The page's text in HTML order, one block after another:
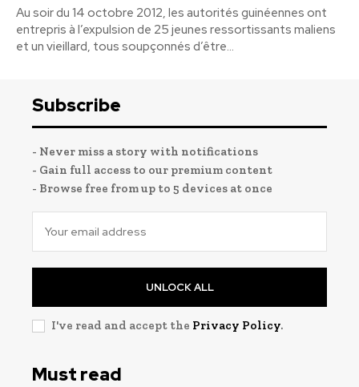
Au soir du 14 octobre 2012, les autorités guinéennes ont
entrepris à l’expulsion de 25 jeunes ressortissants maliens
et un vieillard, tous soupçonnés d’être...
Subscribe
- Never miss a story with notifications
- Gain full access to our premium content
- Browse free from up to 5 devices at once
UNLOCK ALL
I've read and accept the Privacy Policy.
Must read